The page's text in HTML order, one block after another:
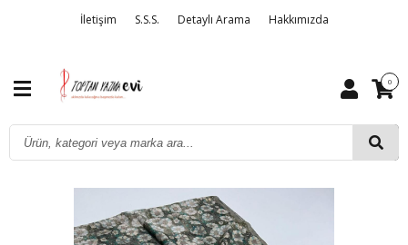
İletişim S.S.S. Detaylı Arama Hakkımızda
0